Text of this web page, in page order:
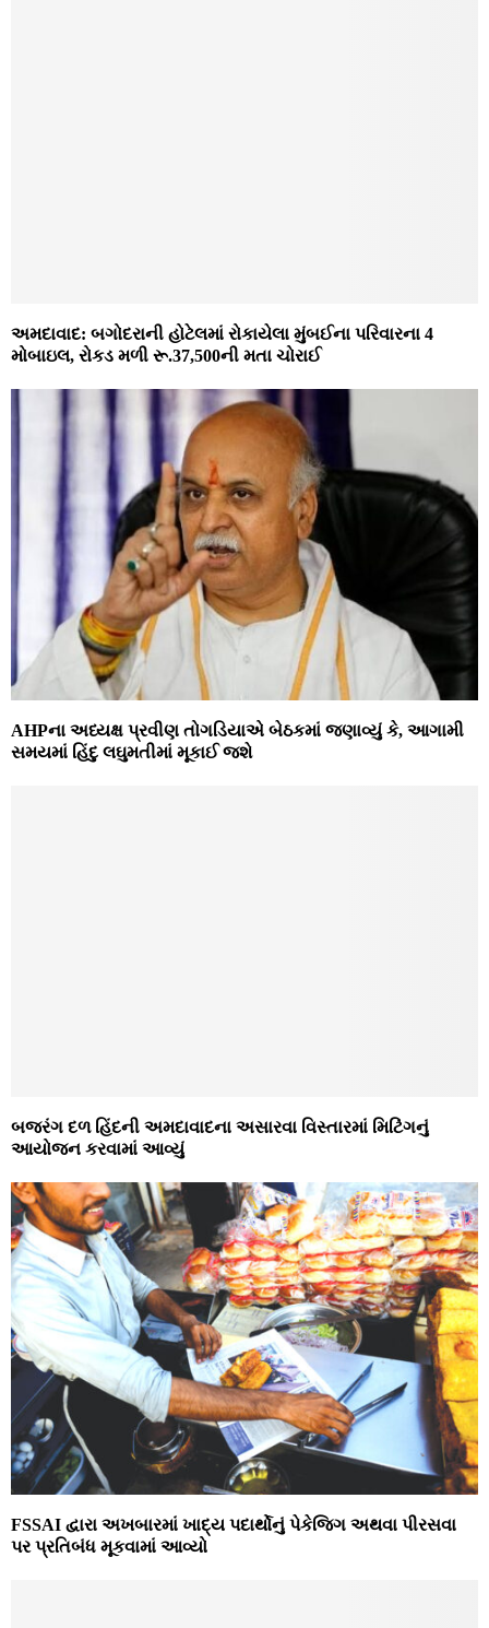
અમદાવાદ: બગોદરાની હોટેલમાં રોકાયેલા મુંબઈના પરિવારના 4
મોબાઇલ, રોકડ મળી રૂ.37,500ની મતા ચોરાઈ
AHPના અધ્યક્ષ પ્રવીણ તોગડિયાએ બેઠકમાં જણાવ્યું કે, આગામી
સમયમાં હિંદુ લઘુમતીમાં મૂકાઈ જશે
બજરંગ દળ હિંદની અમદાવાદના અસારવા વિસ્તારમાં મિટિંગનું
આયોજન કરવામાં આવ્યું
FSSAI દ્વારા અખબારમાં ખાદ્ય પદાર્થોનું પેકેજિગ અથવા પીરસવા
પર પ્રતિબંધ મૂકવામાં આવ્‍યો